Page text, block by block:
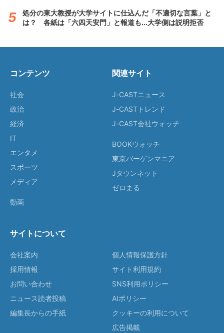
処分の東大教授が大学サイトに仕込んだ「不適切な言葉」と
は？ 各紙は「六四天安門」と報道も...大学側は説明拒否
コンテンツ
社会
政治
経済
IT
エンタメ
スポーツ
メディア
動画
関連サイト
J-CASTニュース
J-CASTトレンド
J-CAST会社ウォッチ
BOOKウォッチ
東京バーゲンマニア
Jタウンネット
ゼロまる
サイトについて
会社案内
採用情報
お問い合わせ
ニュース読者投稿
編集長からの手紙
個人情報保護方針
サイト利用規約
SNS利用ポリシー
AIポリシー
クッキーの利用について
広告掲載